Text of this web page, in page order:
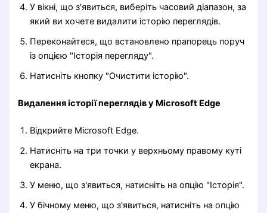
У вікні, що з'явиться, виберіть часовий діапазон, за
який ви хочете видалити історію переглядів.
Переконайтеся, що встановлено прапорець поруч
із опцією "Історія перегляду".
Натисніть кнопку "Очистити історію".
Видалення історії переглядів у Microsoft Edge
Відкрийте Microsoft Edge.
Натисніть на три точки у верхньому правому куті
екрана.
У меню, що з'явиться, натисніть на опцію "Історія".
У бічному меню, що з'явиться, натисніть на опцію